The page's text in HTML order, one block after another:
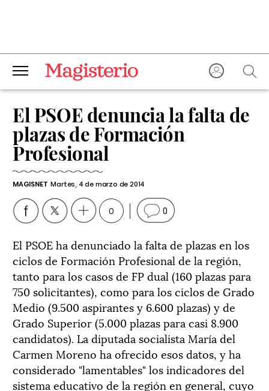
El PSOE denuncia la falta de
plazas de Formación
Profesional
MAGISNET Martes, 4 de marzo de 2014
0 0
El PSOE ha denunciado la falta de plazas en los
ciclos de Formación Profesional de la región,
tanto para los casos de FP dual (160 plazas para
750 solicitantes), como para los ciclos de Grado
Medio (9.500 aspirantes y 6.600 plazas) y de
Grado Superior (5.000 plazas para casi 8.900
candidatos). La diputada socialista María del
Carmen Moreno ha ofrecido esos datos, y ha
considerado "lamentables" los indicadores del
sistema educativo de la región en general, cuyo